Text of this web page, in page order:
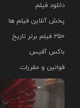
دانلود فیلم
پخش آنلاین فیلم ها
۲۵۰ فیلم برتر تاریخ
باکس آفیس
قوانین و مقررات